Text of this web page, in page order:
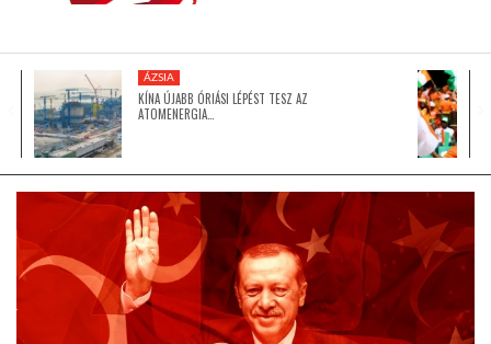
ÁZSIA
LATIN-AMERIKA
KÖZEL-KELET
ÁZSIA
KÍNA ÚJABB ÓRIÁSI LÉPÉST TESZ AZ
ATOMENERGIA…